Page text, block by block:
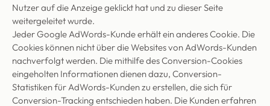
Nutzer auf die Anzeige geklickt hat und zu dieser Seite
weitergeleitet wurde.
Jeder Google AdWords-Kunde erhält ein anderes Cookie. Die
Cookies können nicht über die Websites von AdWords-Kunden
nachverfolgt werden. Die mithilfe des Conversion-Cookies
eingeholten Informationen dienen dazu, Conversion-
Statistiken für AdWords-Kunden zu erstellen, die sich für
Conversion-Tracking entschieden haben. Die Kunden erfahren